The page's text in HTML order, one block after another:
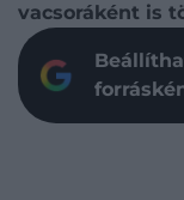
vacsoráként is